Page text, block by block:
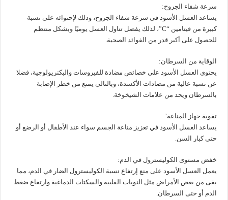
سرعة شفاء الجروح:
يساعد العسل الأسود فى سرعة شفاء الجروح، وذلك لإحتوائه على نسبة
كبيرة من فيتامين “C”، لذلك يفضل تناول العسل يوميًا وبشكل منتظم
للحصول على أكبر قدر من الفوائد الصحية.
الوقاية من السرطان:
يحتوى العسل الأسود على خصائص مضادة للفيروسات والبكتريولوجية، فضلا
عن نسبة عالية من مضادات الأكسدة، وبالتالي يمنع من خطر الإصابة
بالسرطان ويحد من علامات الشيخوخة.
تقوية جهاز المناعة’
يساعد العسل الأسود في تعزيز مناعة الجسم سواء عند الأطفال أو الرضع أو
حتى كبار السن.
خفض مستوى الكوليسترول في الدم:
يعمل العسل الأسود على منع إرتفاع نسبة الكوليسترول الضار في الدم، مما
يقى من بعض الأمراض مثل النوبات القلبية والسكتات الدماغية وارتفاع ضغط
الدم أو حتى السرطان.